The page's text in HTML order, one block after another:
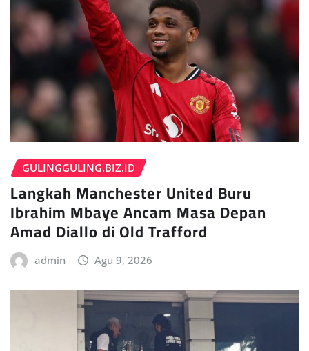
GULINGGULING.BIZ.ID
Langkah Manchester United Buru
Ibrahim Mbaye Ancam Masa Depan
Amad Diallo di Old Trafford
admin Agu 9, 2026